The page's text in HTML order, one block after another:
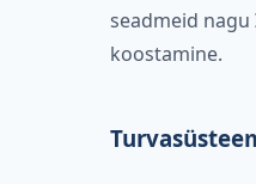
seadmeid nagu
koostamine.